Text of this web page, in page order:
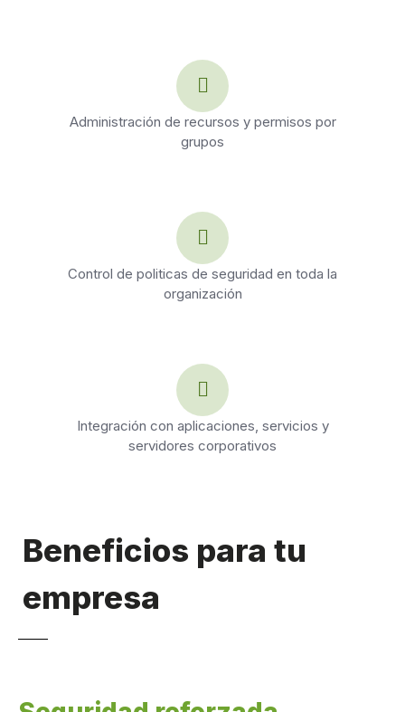
Administración de recursos y permisos por
grupos
Control de politicas de seguridad en toda la
organización
Integración con aplicaciones, servicios y
servidores corporativos
Beneficios para tu
empresa